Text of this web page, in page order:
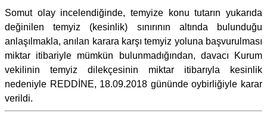
Somut olay incelendiğinde, temyize konu tutarın yukarıda
değinilen temyiz (kesinlik) sınırının altında bulunduğu
anlaşılmakla, anılan karara karşı temyiz yoluna başvurulması
miktar itibariyle mümkün bulunmadığından, davacı Kurum
vekilinin temyiz dilekçesinin miktar itibarıyla kesinlik
nedeniyle REDDİNE, 18.09.2018 gününde oybirliğiyle karar
verildi.